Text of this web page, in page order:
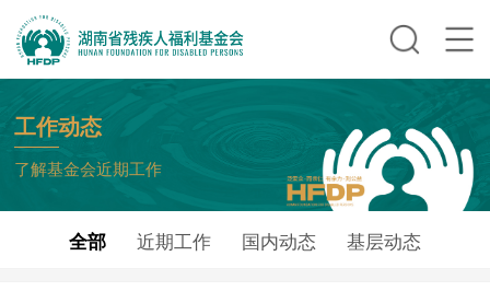
工作动态
了解基金会近期工作
全部 近期工作 国内动态 基层动态